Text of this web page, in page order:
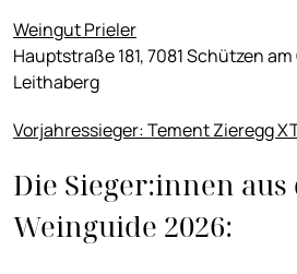
Weingut Prieler
Hauptstraße 181, 7081 Schützen
Leithaberg
Vorjahressieger: Tement Zieregg
Die Sieger:innen aus
Weinguide 2026: